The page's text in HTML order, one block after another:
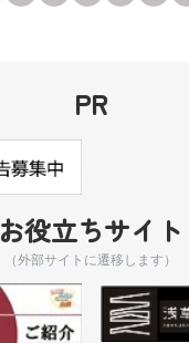
PR
お役立ちサイト
（外部サイトに遷移します）